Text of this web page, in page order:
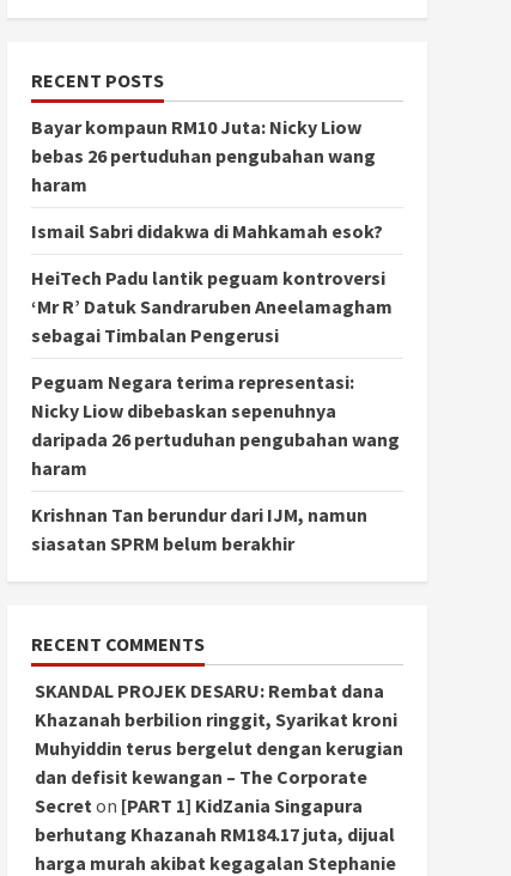
RECENT POSTS
Bayar kompaun RM10 Juta: Nicky Liow
bebas 26 pertuduhan pengubahan wang
haram
Ismail Sabri didakwa di Mahkamah esok?
HeiTech Padu lantik peguam kontroversi
‘Mr R’ Datuk Sandraruben Aneelamagham
sebagai Timbalan Pengerusi
Peguam Negara terima representasi:
Nicky Liow dibebaskan sepenuhnya
daripada 26 pertuduhan pengubahan wang
haram
Krishnan Tan berundur dari IJM, namun
siasatan SPRM belum berakhir
RECENT COMMENTS
SKANDAL PROJEK DESARU: Rembat dana
Khazanah berbilion ringgit, Syarikat kroni
Muhyiddin terus bergelut dengan kerugian
dan defisit kewangan – The Corporate
Secret on [PART 1] KidZania Singapura
berhutang Khazanah RM184.17 juta, dijual
harga murah akibat kegagalan Stephanie